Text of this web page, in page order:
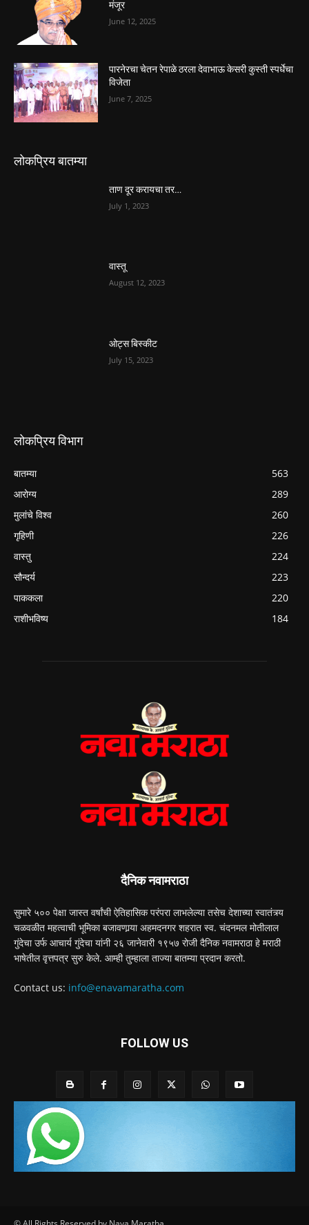
मंजूर
June 12, 2025
पारनेरचा चेतन रेपाळे ठरला देवाभाऊ केसरी कुस्ती स्पर्धेचा
विजेता
June 7, 2025
लोकप्रिय बातम्या
ताण दूर करायचा तर…
July 1, 2023
वास्तू
August 12, 2023
ओट्स बिस्कीट
July 15, 2023
लोकप्रिय विभाग
बातम्या
563
आरोग्य
289
मुलांचे विश्व
260
गृहिणी
226
वास्तु
224
सौन्दर्य
223
पाककला
220
राशीभविष्य
184
दैनिक नवामराठा
सुमारे ५०० पेक्षा जास्त वर्षांची ऐतिहासिक परंपरा लाभलेल्या तसेच देशाच्या स्वातंत्र्य
चळवळीत महत्वाची भूमिका बजावणार्‍या अहमदनगर शहरात स्व. चंदनमल मोतीलाल
गुंदेचा उर्फ आचार्य गुंदेचा यांनी २६ जानेवारी १९५७ रोजी दैनिक नवामराठा हे मराठी
भाषेतील वृत्तपत्र सुरु केले. आम्ही तुम्हाला ताज्या बातम्या प्रदान करतो.
Contact us: info@enavamaratha.com
FOLLOW US